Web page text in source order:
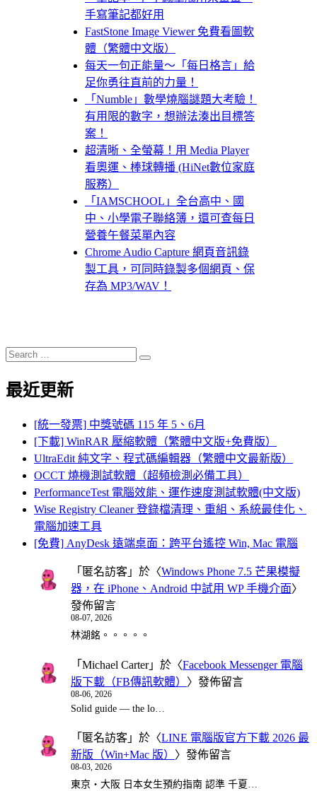
手寫筆記都好用
FastStone Image Viewer 免費看圖軟
體（繁體中文版）
每天一句正能量～「每日格言」給
足你勇往直前的力量！
「Numble」數學燒腦謎題大考驗！
有用限的數字，想辦法湊出目標答
案！
超清晰、全螢幕！用 Media Player
看奧運、棒球轉播 (HiNet數位家庭
服務）
「IAMSCHOOL」全台高中、國
中、小學電子聯絡簿，還可查每日
營養午餐菜單內容
Chrome Audio Capture 網頁音訊錄
製工具，可同時錄製多個網頁、保
存為 MP3/WAV！
Search
for:
Search
最近更新
[統一發票] 中獎號碼 115 年 5、6月
[下載] WinRAR 壓縮軟體（繁體中文版+免費版）
UltraEdit 純文字、程式碼編輯器（繁體中文最新版）
OCCT 燒機測試軟體（超頻檢測必備工具）
PerformanceTest 電腦效能、運作速度測試軟體(中文版)
Wise Registry Cleaner 登錄檔清理、重組、系統最佳化、
電腦加速工具
[免費] AnyDesk 遠端桌面：跨平台遙控 Win, Mac 電腦
「 匿名訪客 」於〈Windows Phone 7.5 芒果模擬
器，在 iPhone、Android 中試用 WP 手機介面〉
發佈留言
08-07, 2026
林湖銘。。。。。
「 Michael Carter」於〈Facebook Messenger 電腦
版下載（FB傳訊軟體） 〉發佈留言
08-06, 2026
Solid guide — the lo…
「 匿名訪客 」於〈LINE 電腦版官方下載 2026 最
新版（Win+Mac 版） 〉發佈留言
08-03, 2026
東京・大阪 日本女生預約指南 認準 千夏…